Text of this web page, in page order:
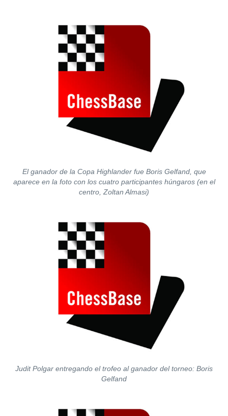
El ganador de la Copa Highlander fue Boris Gelfand, que
aparece en la foto con los cuatro participantes húngaros (en el
centro, Zoltan Almasi)
Judit Polgar entregando el trofeo al ganador del torneo: Boris
Gelfand